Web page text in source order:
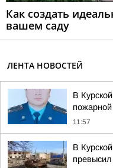
Как создать
вашем саду
ЛЕНТА НОВОСТЕЙ
В
11:57
В